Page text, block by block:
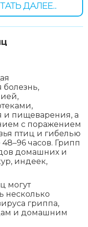
ДАЛЕЕ...
болезнь,
и пищеварения, а
с поражением
птиц и гибелью
часов. Грипп
домашних и
индеек,
могут
несколько
гриппа,
и домашним